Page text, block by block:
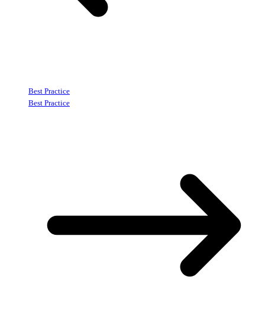
Best Practice
Best Practice